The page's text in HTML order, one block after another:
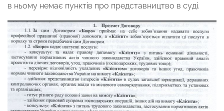
в ньому немає пунктів про представництво в суді.